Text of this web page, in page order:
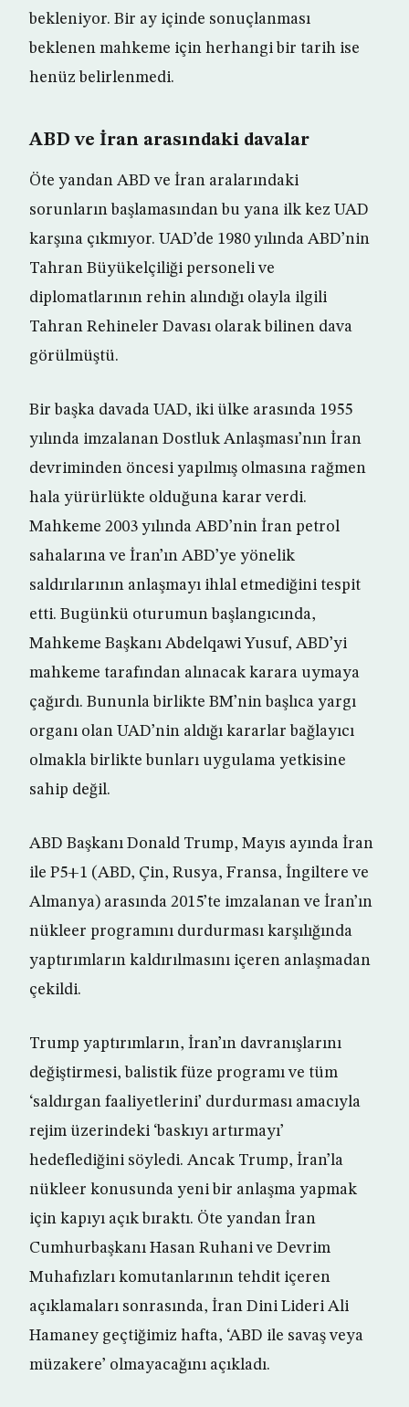
bekleniyor. Bir ay içinde sonuçlanması
beklenen mahkeme için herhangi bir tarih ise
henüz belirlenmedi.
ABD ve İran arasındaki davalar
Öte yandan ABD ve İran aralarındaki
sorunların başlamasından bu yana ilk kez UAD
karşına çıkmıyor. UAD’de 1980 yılında ABD’nin
Tahran Büyükelçiliği personeli ve
diplomatlarının rehin alındığı olayla ilgili
Tahran Rehineler Davası olarak bilinen dava
görülmüştü.
Bir başka davada UAD, iki ülke arasında 1955
yılında imzalanan Dostluk Anlaşması’nın İran
devriminden öncesi yapılmış olmasına rağmen
hala yürürlükte olduğuna karar verdi.
Mahkeme 2003 yılında ABD’nin İran petrol
sahalarına ve İran’ın ABD’ye yönelik
saldırılarının anlaşmayı ihlal etmediğini tespit
etti. Bugünkü oturumun başlangıcında,
Mahkeme Başkanı Abdelqawi Yusuf, ABD’yi
mahkeme tarafından alınacak karara uymaya
çağırdı. Bununla birlikte BM’nin başlıca yargı
organı olan UAD’nin aldığı kararlar bağlayıcı
olmakla birlikte bunları uygulama yetkisine
sahip değil.
ABD Başkanı Donald Trump, Mayıs ayında İran
ile P5+1 (ABD, Çin, Rusya, Fransa, İngiltere ve
Almanya) arasında 2015’te imzalanan ve İran’ın
nükleer programını durdurması karşılığında
yaptırımların kaldırılmasını içeren anlaşmadan
çekildi.
Trump yaptırımların, İran’ın davranışlarını
değiştirmesi, balistik füze programı ve tüm
‘saldırgan faaliyetlerini’ durdurması amacıyla
rejim üzerindeki ‘baskıyı artırmayı’
hedeflediğini söyledi. Ancak Trump, İran’la
nükleer konusunda yeni bir anlaşma yapmak
için kapıyı açık bıraktı. Öte yandan İran
Cumhurbaşkanı Hasan Ruhani ve Devrim
Muhafızları komutanlarının tehdit içeren
açıklamaları sonrasında, İran Dini Lideri Ali
Hamaney geçtiğimiz hafta, ‘ABD ile savaş veya
müzakere’ olmayacağını açıkladı.